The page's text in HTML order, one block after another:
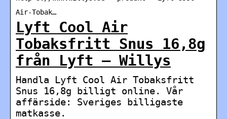
Air-Tobak…
Lyft Cool Air
Tobaksfritt Snus 16,8g
från Lyft – Willys
Handla Lyft Cool Air Tobaksfritt
Snus 16,8g billigt online. Vår
affärside: Sveriges billigaste
matkasse.